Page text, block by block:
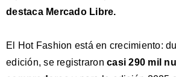
destaca Mercado Libre.
El Hot Fashion está en crecimiento:
edición, se registraron casi 290 mil